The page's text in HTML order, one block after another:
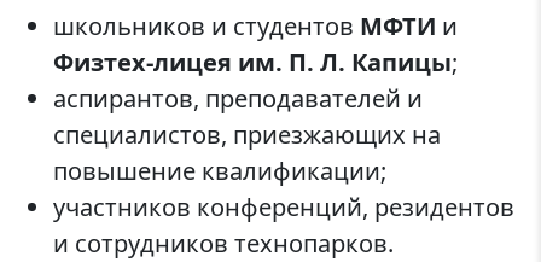
школьников и студентов МФТИ и
Физтех-лицея им. П. Л. Капицы;
аспирантов, преподавателей и
специалистов, приезжающих на
повышение квалификации;
участников конференций, резидентов
и сотрудников технопарков.